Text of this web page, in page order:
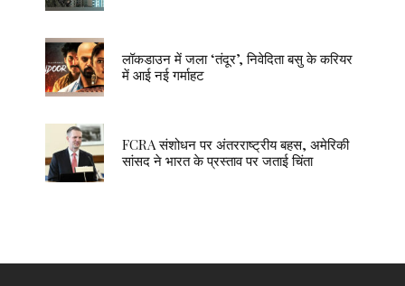
लॉकडाउन में जला ‘तंदूर’, निवेदिता बसु के करियर
में आई नई गर्माहट
FCRA संशोधन पर अंतरराष्ट्रीय बहस, अमेरिकी
सांसद ने भारत के प्रस्ताव पर जताई चिंता